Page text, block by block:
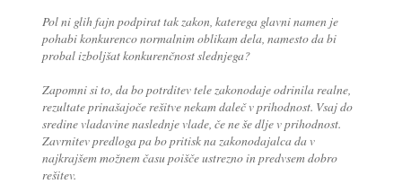
Pol ni glih fajn podpirat tak zakon, katerega glavni namen je
pohabi konkurenco normalnim oblikam dela, namesto da bi
probal izboljšat konkurenčnost slednjega?
Zapomni si to, da bo potrditev tele zakonodaje odrinila realne,
rezultate prinašajoče rešitve nekam daleč v prihodnost. Vsaj do
sredine vladavine naslednje vlade, če ne še dlje v prihodnost.
Zavrnitev predloga pa bo pritisk na zakonodajalca da v
najkrajšem možnem času poišče ustrezno in predvsem dobro
rešitev.